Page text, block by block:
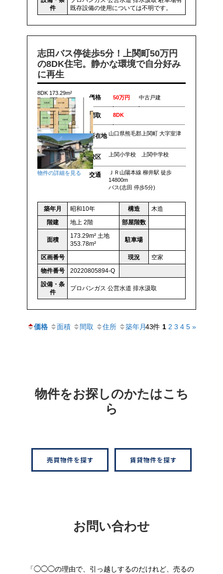
件
既存設備の使用については不明です。
志田バス停徒歩5分！上関町50万円
の8DK住宅。静かな環境で自分好み
に再生
8DK 173.29m²
物件の詳細を見る
価格 50万円 中古戸建
間取 8DK
所在地 山口県熊毛郡上関町 大字室津
校区 上関小学校 上関中学校
交通
ＪＲ山陽本線 柳井駅 徒歩
14800m
バス(志田 停歩5分)
築年月 昭和10年 構造
木造
階建
地上 2階 部屋階数
面積
173.29m² 土地
353.78m²
駐車場
区画番号 現況
空家
物件番号
20220805894-Q
設備・条
件
プロパンガス 公営水道 排水汲取
価格 面積 間取 住所 築年月43件 1 2 3 4 5 »
物件をお探しのかたはこち
ら
お問い合わせ
「◯◯◯の理由で、引っ越しするのだけれど、売るの